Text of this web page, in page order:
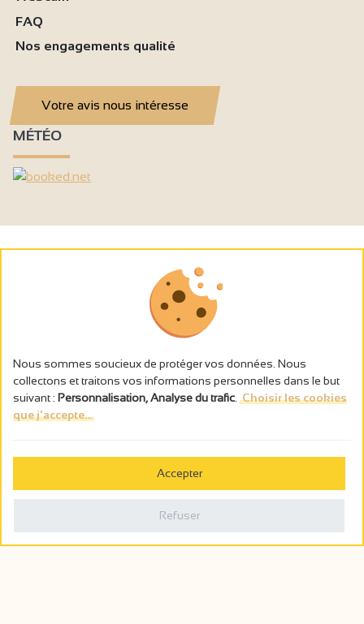
FAQ
Nos engagements qualité
Votre avis nous intéresse
MÉTÉO
L’abus d’alcool est dangereux pour la santé, à consommer avec
Politique de confidentialité
Nous sommes soucieux de protéger vos données. Nous
collectons et traitons vos informations personnelles dans le but
suivant : Personnalisation, Analyse du trafic Choisir les cookies
que j'accepte...
Accepter
Refuser